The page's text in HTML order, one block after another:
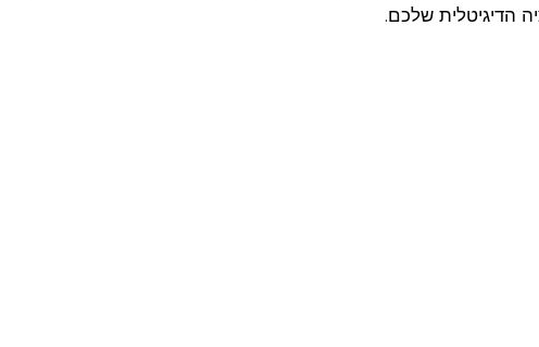
הדיגיטלית שלכם.